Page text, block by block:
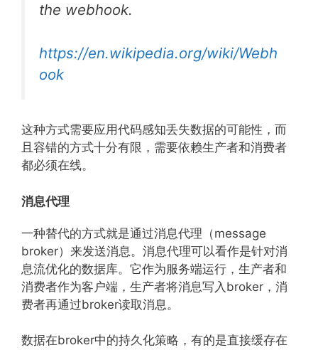
the webhook.
https://en.wikipedia.org/wiki/Webh
ook
这种方式需要应用代码感知丢失数据的可能性，而
且容错的方式十分有限，需要依赖生产者和消费者
都必须在线。
消息代理
一种替代的方式就是通过消息代理（message
broker）来发送消息。消息代理可以看作是针对消
息流优化的数据库。它作为服务端运行，生产者和
消费者作为客户端，生产者将消息写入broker，消
费者再通过broker读取消息。
数据在broker中的持久化策略，有的是直接缓存在